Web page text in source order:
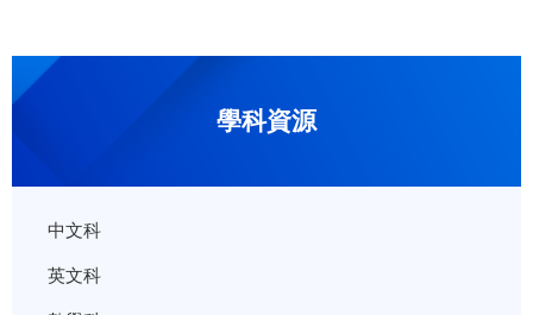
學科資源
中文科
英文科